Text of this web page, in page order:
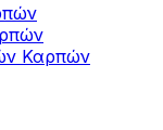
Καρπών